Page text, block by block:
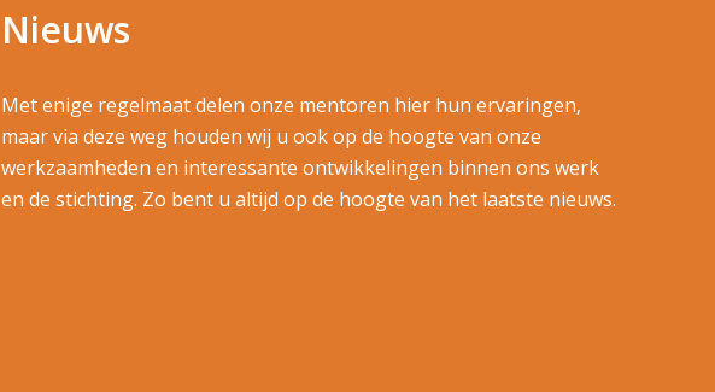
Nieuws
Met enige regelmaat delen onze mentoren hier hun ervaringen,
maar via deze weg houden wij u ook op de hoogte van onze
werkzaamheden en interessante ontwikkelingen binnen ons werk
en de stichting. Zo bent u altijd op de hoogte van het laatste nieuws.